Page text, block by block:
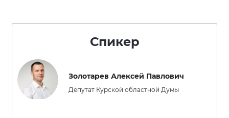
Спикер
Золотарев Алексей Павлович
Депутат Курской областной Думы